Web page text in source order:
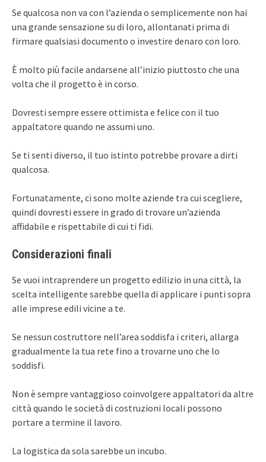
Se qualcosa non va con l’azienda o semplicemente non hai
una grande sensazione su di loro, allontanati prima di
firmare qualsiasi documento o investire denaro con loro.
È molto più facile andarsene all’inizio piuttosto che una
volta che il progetto è in corso.
Dovresti sempre essere ottimista e felice con il tuo
appaltatore quando ne assumi uno.
Se ti senti diverso, il tuo istinto potrebbe provare a dirti
qualcosa.
Fortunatamente, ci sono molte aziende tra cui scegliere,
quindi dovresti essere in grado di trovare un’azienda
affidabile e rispettabile di cui ti fidi.
Considerazioni finali
Se vuoi intraprendere un progetto edilizio in una città, la
scelta intelligente sarebbe quella di applicare i punti sopra
alle imprese edili vicine a te.
Se nessun costruttore nell’area soddisfa i criteri, allarga
gradualmente la tua rete fino a trovarne uno che lo
soddisfi.
Non è sempre vantaggioso coinvolgere appaltatori da altre
città quando le società di costruzioni locali possono
portare a termine il lavoro.
La logistica da sola sarebbe un incubo.